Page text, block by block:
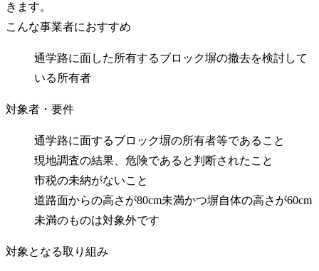
きます。
こんな事業者におすすめ
通学路に面した所有するブロック塀の撤去を検討して
いる所有者
対象者・要件
通学路に面するブロック塀の所有者等であること
現地調査の結果、危険であると判断されたこと
市税の未納がないこと
道路面からの高さが80cm未満かつ塀自体の高さが60cm
未満のものは対象外です
対象となる取り組み